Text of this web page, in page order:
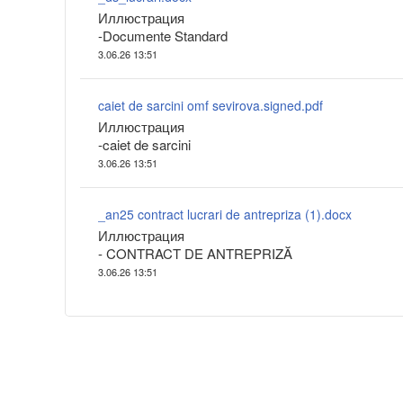
Иллюстрация
-Documente Standard
3.06.26 13:51
caiet de sarcini omf sevirova.signed.pdf
Иллюстрация
-caiet de sarcini
3.06.26 13:51
_an25 contract lucrari de antrepriza (1).docx
Иллюстрация
- CONTRACT DE ANTREPRIZĂ
3.06.26 13:51